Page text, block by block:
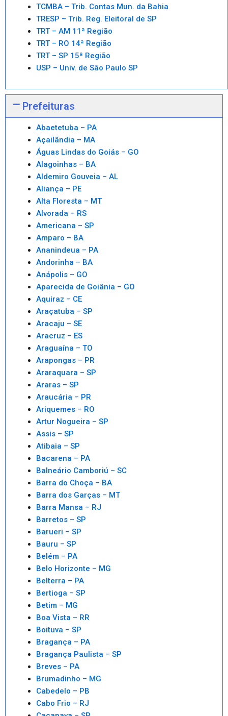
TCMBA – Trib. Contas Mun. da Bahia
TRESP – Trib. Reg. Eleitoral de SP
TRT – AM 11ª Região
TRT – RO 14ª Região
TRT – SP 15ª Região
USP – Univ. de São Paulo SP
Prefeituras
Abaetetuba – PA
Açailândia – MA
Águas Lindas do Goiás – GO
Alagoinhas – BA
Aldemiro Gouveia – AL
Aliança – PE
Alta Floresta – MT
Alvorada – RS
Americana – SP
Amparo – BA
Ananindeua – PA
Andorinha – BA
Anápolis – GO
Aparecida de Goiânia – GO
Aquiraz – CE
Araçatuba – SP
Aracaju – SE
Aracruz – ES
Araguaína – TO
Arapongas – PR
Araraquara – SP
Araras – SP
Araucária – PR
Ariquemes – RO
Artur Nogueira – SP
Assis – SP
Atibaia – SP
Bacarena – PA
Balneário Camboriú – SC
Barra do Choça – BA
Barra dos Garças – MT
Barra Mansa – RJ
Barretos – SP
Barueri – SP
Bauru – SP
Belém – PA
Belo Horizonte – MG
Belterra – PA
Bertioga – SP
Betim – MG
Boa Vista – RR
Boituva – SP
Bragança – PA
Bragança Paulista – SP
Breves – PA
Brumadinho – MG
Cabedelo – PB
Cabo Frio – RJ